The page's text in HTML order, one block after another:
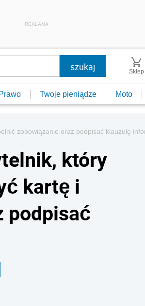
REKLAMA
Sklep
Prawo Twoje pieniądze Moto
zobowiązanie oraz podpisać klauzulę
który
kartę i
podpisać